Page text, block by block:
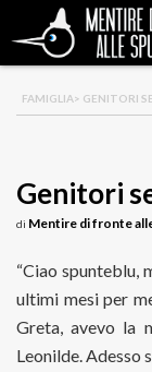
FAMIGLIA> GENITORI
Genitori
di Mentire di fronte
“Ciao spunteblu,
ultimi mesi per
Greta, avevo la
Leonilde. Adesso